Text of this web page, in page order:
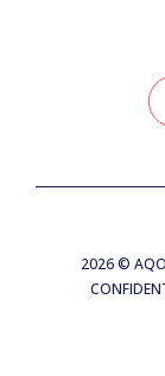
2026©